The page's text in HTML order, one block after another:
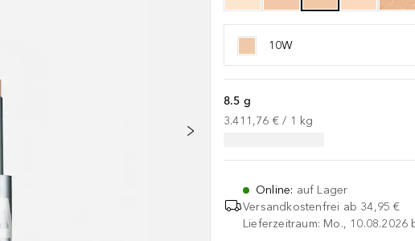
10W
8.5 g
3.411,76 € / 1 kg
Online: auf Lager
Versandkostenfrei ab 34,95 €
Lieferzeitraum: Mo., 10.08.2026